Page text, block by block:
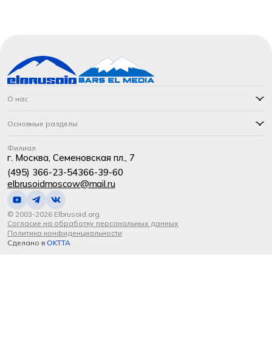
О нас
Основные разделы
Филиал
г. Москва, Семеновская пл., 7
(495) 366-23-54366-39-60
elbrusoidmoscow@mail.ru
© 2003-2026 Elbrusoid.org
Согласие на обработку персональных данных
Политика конфиденциальности
Сделано в OKTTA